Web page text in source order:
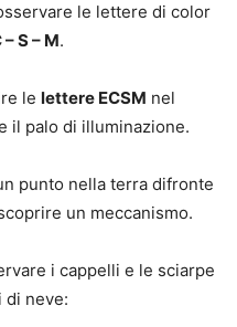
le lettere di color
– S – M.
le lettere ECSM nel
il palo di illuminazione.
punto nella terra difronte
un meccanismo.
i cappelli e le sciarpe
di neve: